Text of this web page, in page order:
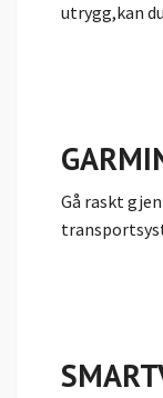
utrygg,kan
Gå raskt